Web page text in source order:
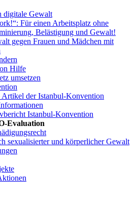
digitale Gewalt
Für einen Arbeitsplatz ohne
Belästigung und Gewalt!
gegen Frauen und Mädchen mit
Hilfe
umsetzen
Artikel der Istanbul-Konvention
Istanbul-Konvention
Evaluation
sexualisierter und körperlicher Gewalt